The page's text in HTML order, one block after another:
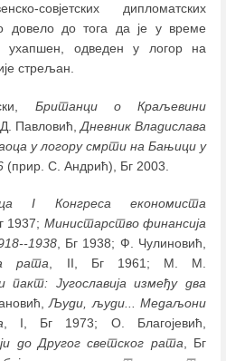
совјетских дипломатских
довело до тога да је у време
ухапшен, одведен у логор на
стрељан.
Британци о Краљевини
Павловић, Дневник Владислава
у логору смрти на Бањици у
(прир. С. Андрић), Бг 2003.
I Конгреса економиста
1937; Министарство финансија
1938, Бг 1938; Ф. Чулиновић,
рата , II, Бг 1961; М. M.
Југославија између два
Људи, људи... Медаљони
, I, Бг 1973; О. Благојевић,
до Другог светског рата , Бг